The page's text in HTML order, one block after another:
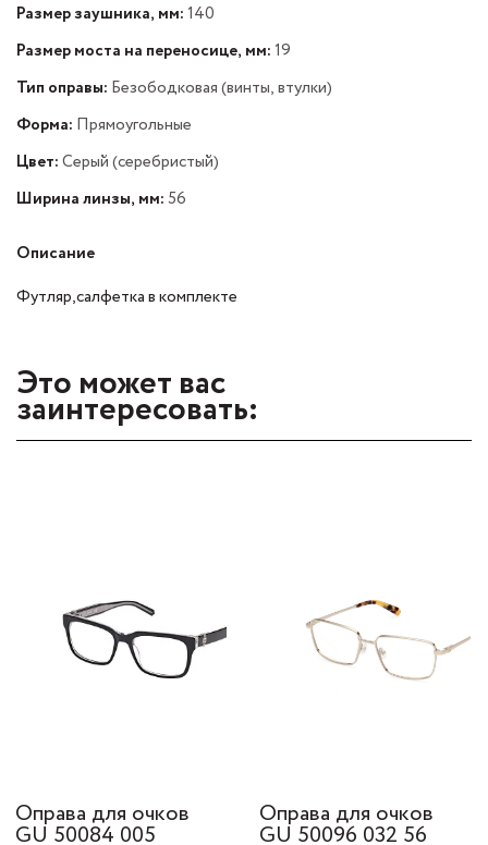
Размер заушника, мм:140
Размер моста на переносице, мм:19
Тип оправы: Безободковая (винты, втулки)
Форма: Прямоугольные
Цвет:Серый (серебристый)
Ширина линзы, мм:56
Описание
Футляр,салфетка в комплекте
Это может вас
заинтересовать:
Оправа для очков
GU 50084 005
Оправа для очков
GU 50096 032 56